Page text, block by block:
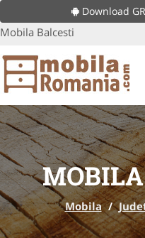
Download
Mobila Balcesti
Mobila /